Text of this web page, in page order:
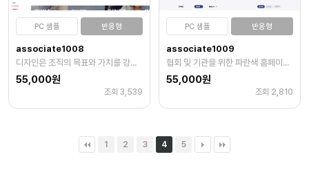
PC 샘플 반응형
associate1008
디자인은 조직의 목표와 가치를 강조합니다
55,000원
조회 3,539
PC 샘플 반응형
associate1009
협회 및 기관을 위한 파란색 홈페이지 템플릿은 신뢰와 안정성 강조
55,000원
조회 2,810
1 2 3 4 5